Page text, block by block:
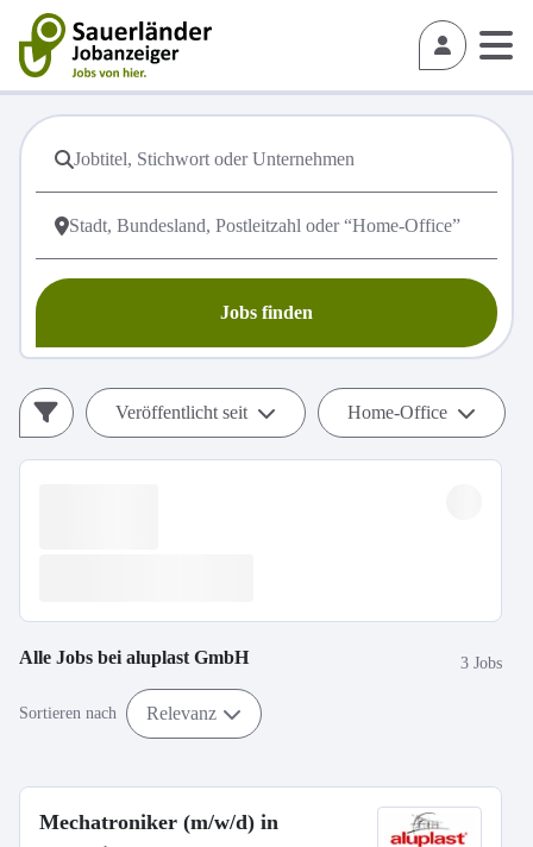
Jobs finden
Veröffentlicht seit Home-Office
Alle Jobs bei aluplast GmbH 3 Jobs
Sortieren nach Relevanz
Mechatroniker (m/w/d) in